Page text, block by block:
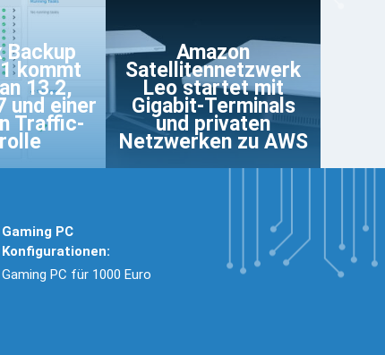
Backup
kommt
13.2,
und einer
Traffic-
Amazon
Satellitennetzwerk
Leo startet mit
Gigabit-Terminals
und privaten
Netzwerken zu AWS
Gaming PC
Konfigurationen:
Gaming PC für 1000 Euro